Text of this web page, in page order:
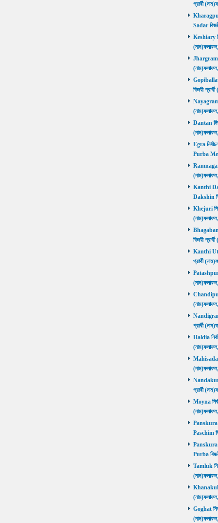
প্রার্থী
Kharagpur
Sadar
Keshiary
Jhargram
বিজয়ী
Nayagram
Dantan
Egra
Purba
Ramnagar
Kanthi
Dakshin
Khejuri
বিজয়ী
Kanthi
প্রার্থী
Patashpur
Chandipur
Nandigram
প্রার্থী
Haldia
Mahisadal
প্রার্থী
Moyna
Panskura
Paschim
Panskura
Purba
Tamluk
Khanakul
Goghat